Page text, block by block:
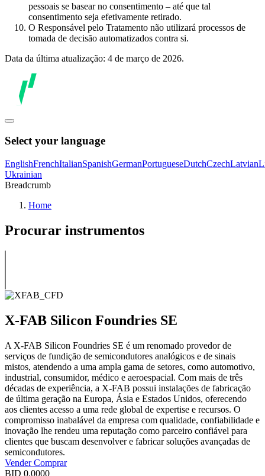
pessoais se basear no consentimento – até que tal
consentimento seja efetivamente retirado.
O Responsável pelo Tratamento não utilizará processos de
tomada de decisão automatizados contra si.
Data da última atualização: 4 de março de 2026.
Select your language
EnglishFrenchItalianSpanishGermanPortugueseDutchCzechLatvian
Ukrainian
Breadcrumb
Home
Procurar instrumentos
X-FAB Silicon Foundries SE
A X-FAB Silicon Foundries SE é um renomado provedor de
serviços de fundição de semicondutores analógicos e de sinais
mistos, atendendo a uma ampla gama de setores, como automotivo,
industrial, consumidor, médico e aeroespacial. Com mais de três
décadas de experiência, a X-FAB possui instalações de fabricação
de última geração na Europa, Ásia e Estados Unidos, oferecendo
aos clientes acesso a uma rede global de expertise e recursos. O
compromisso inabalável da empresa com qualidade, confiabilidade e
inovação lhe rendeu uma reputação como parceiro confiável para
clientes que buscam desenvolver e fabricar soluções avançadas de
semicondutores.
VenderComprar
BID 0.0000